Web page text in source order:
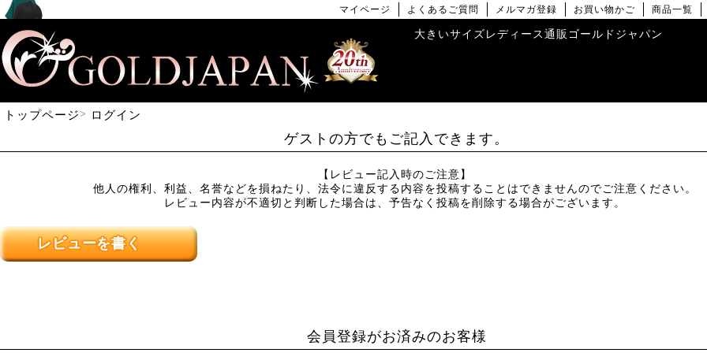
マイページ よくあるご質問 メルマガ登録 お買い物かご 商品一覧
大きいサイズレディース通販ゴールドジャパン
トップページ ログイン
ゲストの方でもご記入できます。
【レビュー記入時のご注意】
他人の権利、利益、名誉などを損ねたり、法令に違反する内容を投稿することはできませんのでご注意ください。
レビュー内容が不適切と判断した場合は、予告なく投稿を削除する場合がございます。
レビューを書く
会員登録がお済みのお客様